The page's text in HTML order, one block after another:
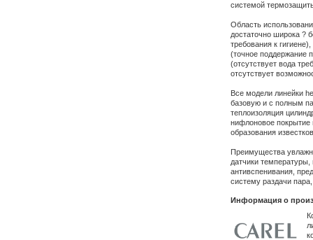
системой
Область
достаточно широка ?
требования к
(точное поддержание
(отсутствует вода
отсутствует
Все модели линейки
базовую и с полным
теплоизоляция
нифлоновое покрытие
образования
Преимущества
датчики
антивспенивания,
систему раздачи
Информация о